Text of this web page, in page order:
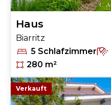
Haus
Biarritz
5 Schlafzimmer
280 m²
Verkauft